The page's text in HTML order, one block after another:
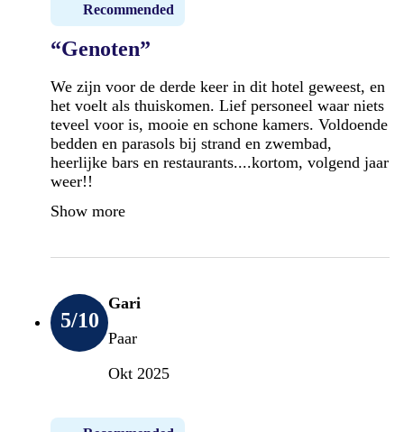
Recommended
“Genoten”
We zijn voor de derde keer in dit hotel geweest, en
het voelt als thuiskomen. Lief personeel waar niets
teveel voor is, mooie en schone kamers. Voldoende
bedden en parasols bij strand en zwembad,
heerlijke bars en restaurants....kortom, volgend jaar
weer!!
Show more
5/10
Gari
Paar
Okt 2025